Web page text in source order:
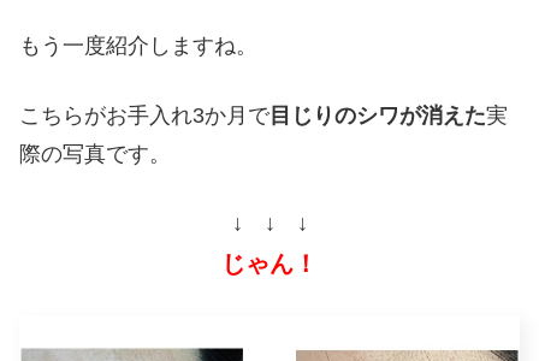
もう一度紹介しますね。
こちらがお手入れ3か月で目じりのシワが消えた実
際の写真です。
↓ ↓ ↓
じゃん！